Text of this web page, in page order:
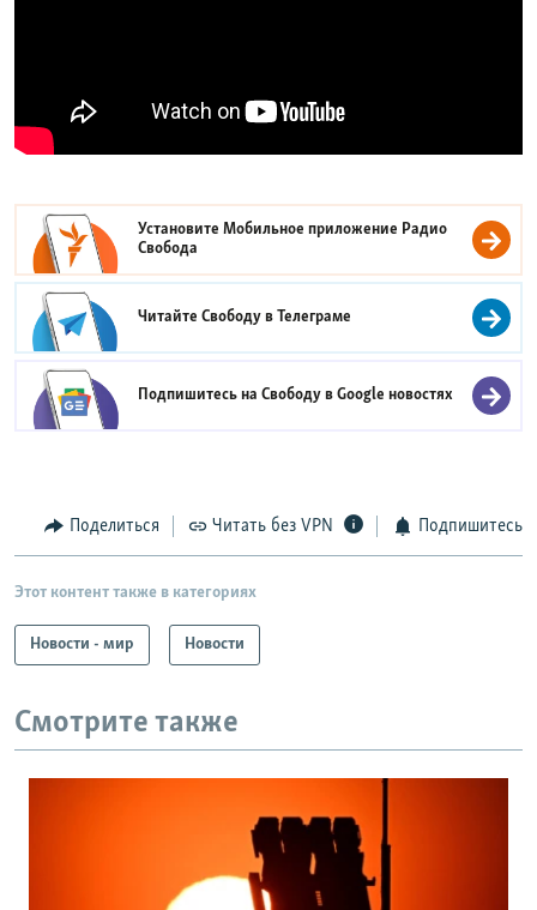
Установите Мобильное приложение Радио
Свобода
Читайте Свободу вТелеграме
Подпишитесь на Свободу вGoogle новостях
Поделиться Читать без VPN Подпишитесь
Этот контент также в категориях
Новости - мир Новости
Смотрите также